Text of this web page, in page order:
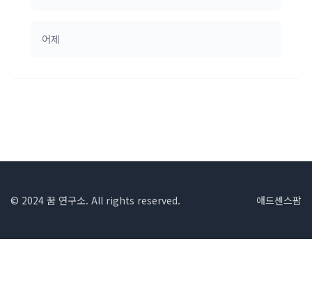
어제
© 2024 꿈 연구소. All rights reserved. 애드센스팜